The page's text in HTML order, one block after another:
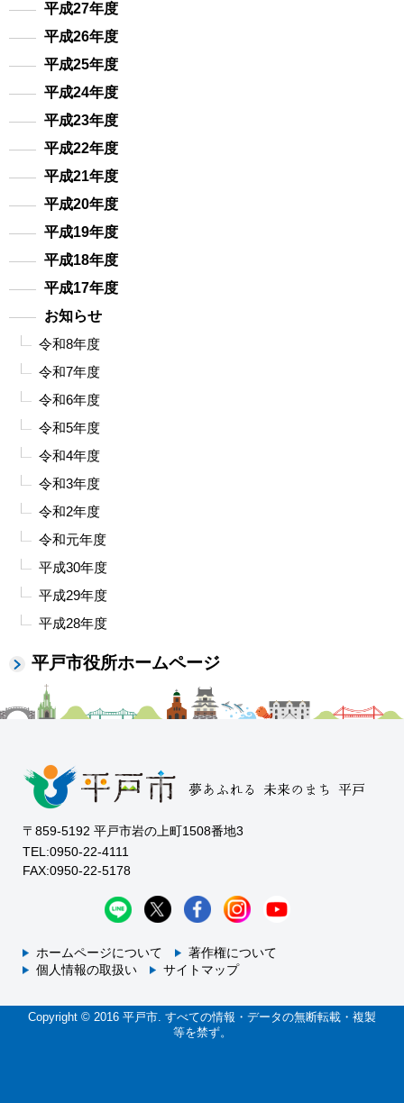
平成27年度
平成26年度
平成25年度
平成24年度
平成23年度
平成22年度
平成21年度
平成20年度
平成19年度
平成18年度
平成17年度
お知らせ
令和8年度
令和7年度
令和6年度
令和5年度
令和4年度
令和3年度
令和2年度
令和元年度
平成30年度
平成29年度
平成28年度
平戸市役所ホームページ
〒859-5192 平戸市岩の上町1508番地3
TEL:0950-22-4111
FAX:0950-22-5178
ホームページについて
著作権について
個人情報の取扱い
サイトマップ
Copyright © 2016 平戸市. すべての情報・データの無断転載・複製
等を禁ず。